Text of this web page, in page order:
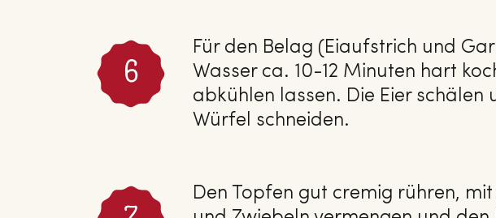
Für den Belag (Eiaufstrich und
Wasser ca. 10-12 Minuten hart
abkühlen lassen. Die Eier schälen
Würfel schneiden.
Den Topfen gut cremig rühren,